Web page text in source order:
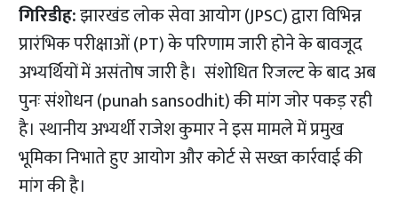
गिरिडीह:झारखंड लोक सेवा आयोग (JPSC) द्वारा विभिन्न
प्रारंभिक परीक्षाओं (PT) के परिणाम जारी होने के बावजूद
अभ्यर्थियों में असंतोष जारी है। संशोधित रिजल्ट के बाद अब
पुनः संशोधन (punah sansodhit) की मांग जोर पकड़ रही
है। स्थानीय अभ्यर्थी राजेश कुमार ने इस मामले में प्रमुख
भूमिका निभाते हुए आयोग और कोर्ट से सख्त कार्रवाई की
मांग की है।